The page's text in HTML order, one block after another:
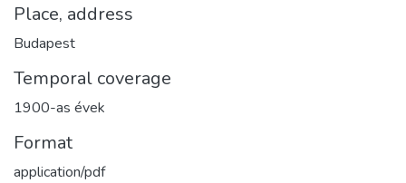
Place, address
Budapest
Temporal coverage
1900-as évek
Format
application/pdf